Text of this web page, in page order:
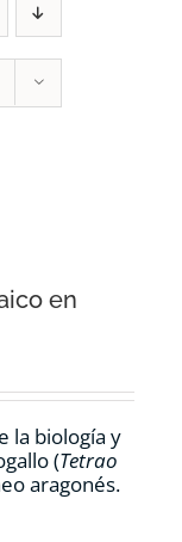
en
la biología y
(Tetrao
aragonés.